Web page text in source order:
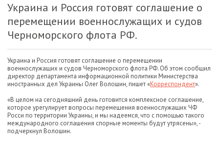
Украина и Россия готовят соглашение о
перемещении военнослужащих и судов
Черноморского флота РФ.
Украина и Россия готовят соглашение о перемещении
военнослужащих и судов Черноморского флота РФ. Об этом сообщил
директор департамента информационной политики Министерства
иностранных дел Украины Олег Волошин, пишет «Корреспондент».
«В целом на сегодняшний день готовится комплексное соглашение,
которое урегулирует вопросы перемещения военнослужащих ЧФ
Росси по территории Украины, и мы надеемся, что с помощью такого
международного соглашения спорные моменты будут утрясены», -
подчеркнул Волошин.